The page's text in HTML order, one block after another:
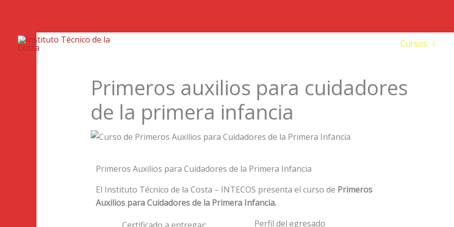
Cursos
Primeros auxilios para cuidadores
de la primera infancia
Primeros Auxilios para Cuidadores de la Primera Infancia
El Instituto Técnico de la Costa – INTECOS presenta el curso de Primeros
Auxilios para Cuidadores de la Primera Infancia.
Perfil del egresado